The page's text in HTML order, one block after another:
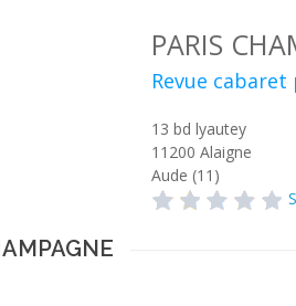
PARIS
Revue
13 bd lyautey
11200 Alaigne
Aude (11)